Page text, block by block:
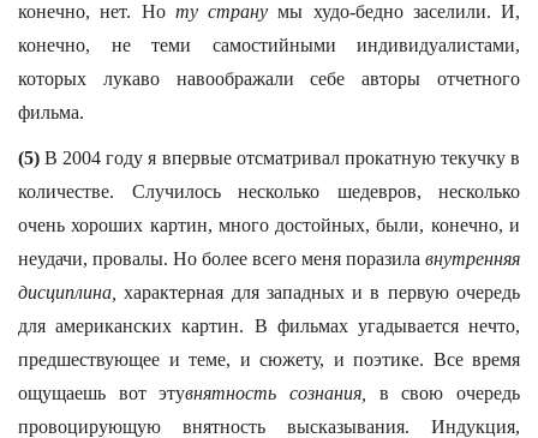
конечно, нет. Но ту страну мы худо-бедно заселили. И,
конечно, не теми самостийными индивидуалистами,
которых лукаво навоображали себе авторы отчетного
фильма.
(5) В 2004 году я впервые отсматривал прокатную текучку в
количестве. Случилось несколько шедевров, несколько
очень хороших картин, много достойных, были, конечно, и
неудачи, провалы. Но более всего меня поразила внутренняя
дисциплина, характерная для западных и в первую очередь
для американских картин. В фильмах угадывается нечто,
предшествующее и теме, и сюжету, и поэтике. Все время
ощущаешь вот этувнятность сознания,
в свою очередь
провоцирующую внятность высказывания. Индукция,